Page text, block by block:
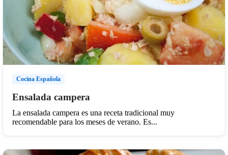
Cocina Española
Ensalada campera
La ensalada campera es una receta tradicional muy
recomendable para los meses de verano. Es...